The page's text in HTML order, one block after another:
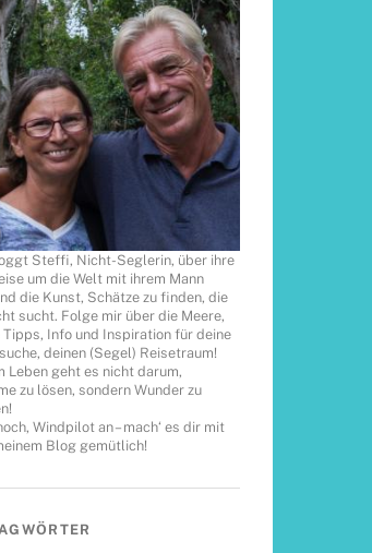
Steffi, Nicht-Seglerin, über ihre
um die Welt mit ihrem Mann
die Kunst, Schätze zu finden, die
sucht. Folge mir über die Meere,
Info und Inspiration für deine
deinen (Segel) Reisetraum!
Leben geht es nicht darum,
zu lösen, sondern Wunder zu
Windpilot an – mach‘ es dir mit
Blog gemütlich!